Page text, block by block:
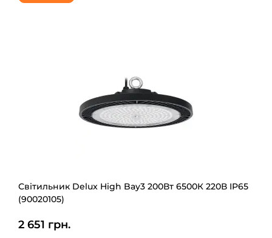
Світильник Delux High Bay3 200Вт 6500К 220В IP65
(90020105)
2 651 грн.